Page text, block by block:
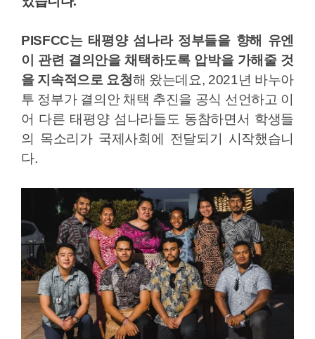
PISFCC는 태평양 섬나라 정부들을 향해 유엔
이 관련 결의안을 채택하도록 압박을 가해줄 것
을 지속적으로 요청해 왔는데요, 2021년 바누아
투 정부가 결의안 채택 추진을 공식 선언하고 이
어 다른 태평양 섬나라들도 동참하면서 학생들
의 목소리가 국제사회에 전달되기 시작했습니
다.